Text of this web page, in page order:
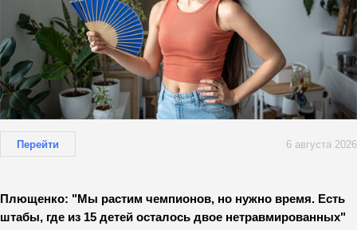
Перейти 6 августа 2026
Плющенко: "Мы растим чемпионов, но нужно время. Есть
штабы, где из 15 детей осталось двое нетравмированных"